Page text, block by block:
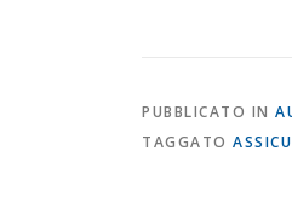
PUBBLICATO IN
TAGGATO